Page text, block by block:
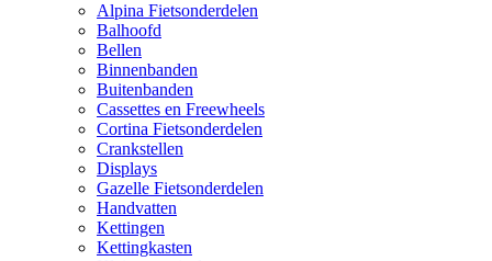
Alpina Fietsonderdelen
Balhoofd
Bellen
Binnenbanden
Buitenbanden
Cassettes en Freewheels
Cortina Fietsonderdelen
Crankstellen
Displays
Gazelle Fietsonderdelen
Handvatten
Kettingen
Kettingkasten